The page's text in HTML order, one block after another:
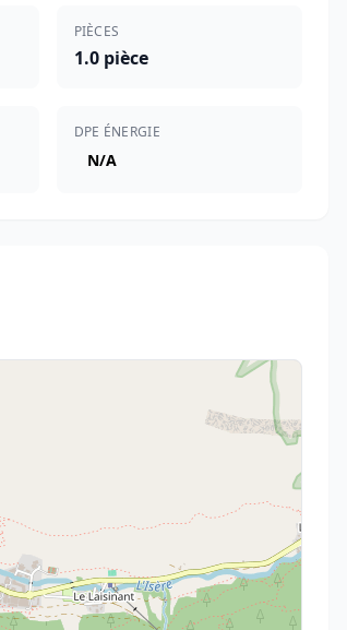
PIÈCES
1.0 pièce
DPE ÉNERGIE
N/A